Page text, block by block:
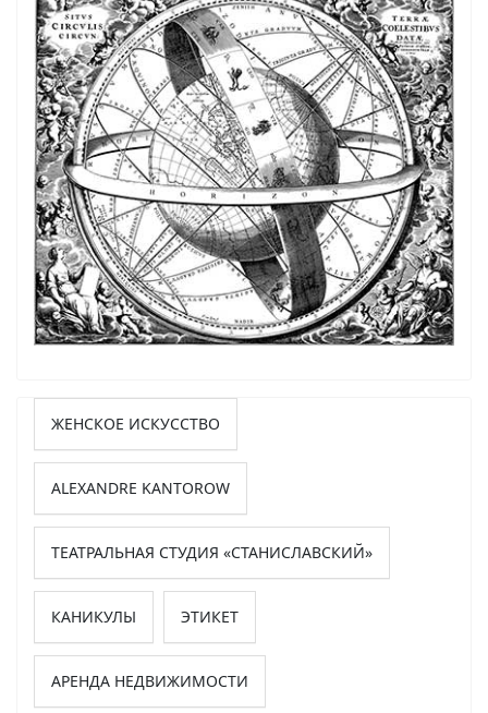
ЖЕНСКОЕ ИСКУССТВО
ALEXANDRE KANTOROW
ТЕАТРАЛЬНАЯ СТУДИЯ «СТАНИСЛАВСКИЙ»
КАНИКУЛЫ ЭТИКЕТ
АРЕНДА НЕДВИЖИМОСТИ